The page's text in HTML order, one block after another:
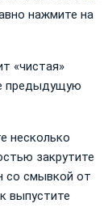
нажмите на
«чистая»
предыдущую
несколько
закрутите
со смывкой от
выпустите